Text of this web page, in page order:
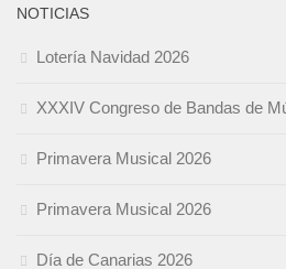
NOTICIAS
Lotería Navidad 2026
XXXIV Congreso de Bandas de
Primavera Musical 2026
Primavera Musical 2026
Día de Canarias 2026